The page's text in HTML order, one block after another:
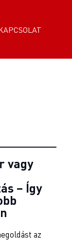
vagy
– Így
az